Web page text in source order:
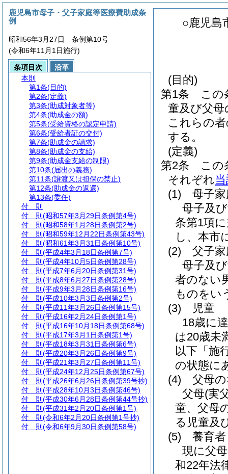
○鹿児島
(目的)
第1条
この
童及び父
これらの
する。
(定義)
第2条
この
それぞれ
(1)
母子
母子及
条第1項
し、本市
(2)
父子
母子及
者のない
ものをい
(3)
児童
18歳に
は20歳未
以下「施
の状態に
(4)
父母
父母(実
童、父母
る児童及
(5)
養育者
現に父
和22年法
鹿児島市母子・父子家庭等医療費助成条
例
昭和56年3月27日 条例第10号
(令和6年11月1日施行)
条項目次
沿革
本則
第1条(目的)
第2条(定義)
第3条(助成対象者等)
第4条(助成金の額)
第5条(受給資格の認定申請)
第6条(受給者証の交付)
第7条(助成金の請求)
第8条(助成金の支給)
第9条(助成金支給の制限)
第10条(届出の義務)
第11条(譲渡又は担保の禁止)
第12条(助成金の返還)
第13条(委任)
付 則
付 則 (昭和57年3月29日条例第4号)
付 則 (昭和58年1月28日条例第2号)
付 則 (昭和59年12月22日条例第43号)
付 則 (昭和61年3月31日条例第10号)
付 則 (平成4年3月18日条例第7号)
付 則 (平成4年10月5日条例第28号)
付 則 (平成7年6月20日条例第31号)
付 則 (平成8年6月27日条例第28号)
付 則 (平成9年3月28日条例第16号)
付 則 (平成10年3月3日条例第2号)
付 則 (平成11年3月26日条例第15号)
付 則 (平成16年2月24日条例第1号)
付 則 (平成16年10月18日条例第68号)
付 則 (平成17年3月1日条例第1号)
付 則 (平成18年3月31日条例第6号)
付 則 (平成20年3月26日条例第9号)
付 則 (平成21年3月27日条例第11号)
付 則 (平成24年12月25日条例第67号)
付 則 (平成26年6月26日条例第39号抄)
付 則 (平成28年10月3日条例第46号)
付 則 (平成30年6月28日条例第44号抄)
付 則 (平成31年2月20日条例第1号)
付 則 (令和6年2月20日条例第1号抄)
付 則 (令和6年9月30日条例第58号)